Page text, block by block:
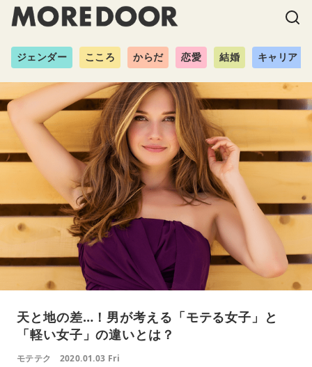
ジェンダー こころ からだ 恋愛 結婚 キャリア
天と地の差…！男が考える「モテる女子」と
「軽い女子」の違いとは？
モテテク 2020.01.03 Fri